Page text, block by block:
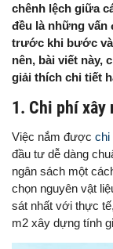
chênh lệch giữa
đều là những vấn
trước khi bước
nên, bài viết này,
giải thích chi tiết
1. Chi phí xây
Việc nắm được chi
đầu tư dễ dàng
ngân sách một
chọn nguyên vật
sát nhất với thực
m2 xây dựng tính